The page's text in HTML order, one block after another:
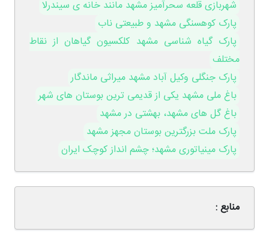
شهربازی قلعه سحرآمیز مشهد مانند خانه ی سیندرلا
پارک کوهسنگی مشهد و طبیعتی ناب
پارک گیاه شناسی مشهد کلکسیون گیاهان از نقاط
مختلف
پارک جنگلی وکیل آباد مشهد میراثی ماندگار
باغ ملی مشهد یکی از قدیمی ترین بوستان های شهر
باغ گل های مشهد، بهشتی در مشهد
پارک ملت بزرگترین بوستان مجهز مشهد
پارک مینیاتوری مشهد؛ چشم انداز کوچک ایران
منابع :